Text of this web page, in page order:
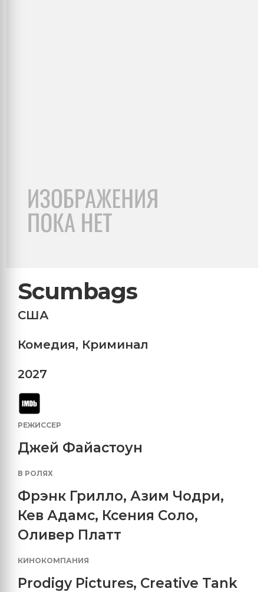
Scumbags
США
Комедия, Криминал
2027
РЕЖИССЕР
Джей Файастоун
В РОЛЯХ
Фрэнк Грилло, Азим Чодри,
Кев Адамс, Ксения Соло,
Оливер Платт
КИНОКОМПАНИЯ
Prodigy Pictures, Creative Tank